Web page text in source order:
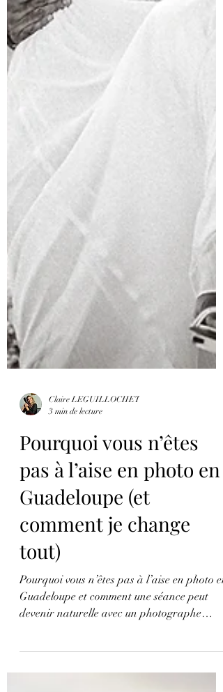
3 min de lecture
Pourquoi vous n’êtes
pas à l’aise en photo en
Guadeloupe (et
comment je change
tout)
Pourquoi vous n’êtes pas à l’aise en photo en
Guadeloupe et comment une séance peut